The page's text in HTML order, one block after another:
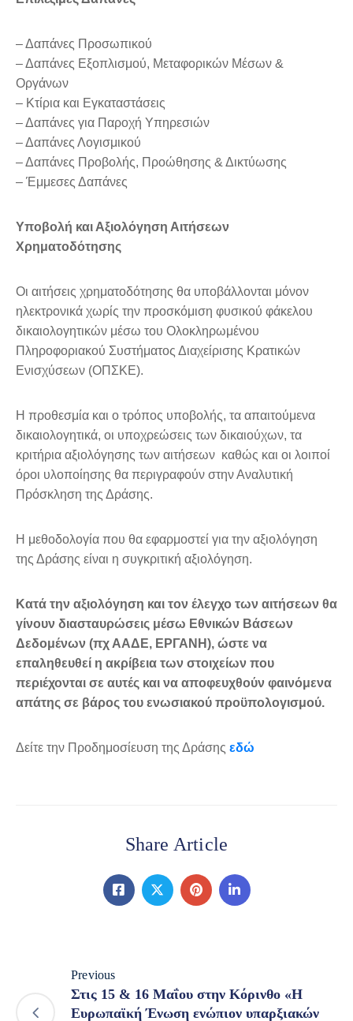
– Δαπάνες Προσωπικού
– Δαπάνες Εξοπλισμού, Μεταφορικών Μέσων &
Οργάνων
– Κτίρια και Εγκαταστάσεις
– Δαπάνες για Παροχή Υπηρεσιών
– Δαπάνες Λογισμικού
– Δαπάνες Προβολής, Προώθησης & Δικτύωσης
– Έμμεσες Δαπάνες
Υποβολή και Αξιολόγηση Αιτήσεων
Χρηματοδότησης
Οι αιτήσεις χρηματοδότησης θα υποβάλλονται μόνον
ηλεκτρονικά χωρίς την προσκόμιση φυσικού φάκελου
δικαιολογητικών μέσω του Ολοκληρωμένου
Πληροφοριακού Συστήματος Διαχείρισης Κρατικών
Ενισχύσεων (ΟΠΣΚΕ).
Η προθεσμία και ο τρόπος υποβολής, τα απαιτούμενα
δικαιολογητικά, οι υποχρεώσεις των δικαιούχων, τα
κριτήρια αξιολόγησης των αιτήσεων καθώς και οι λοιποί
όροι υλοποίησης θα περιγραφούν στην Αναλυτική
Πρόσκληση της Δράσης.
Η μεθοδολογία που θα εφαρμοστεί για την αξιολόγηση
της Δράσης είναι η συγκριτική αξιολόγηση.
Κατά την αξιολόγηση και τον έλεγχο των αιτήσεων θα
γίνουν διασταυρώσεις μέσω Εθνικών Βάσεων
Δεδομένων (πχ ΑΑΔΕ, ΕΡΓΑΝΗ), ώστε να
επαληθευθεί η ακρίβεια των στοιχείων που
περιέχονται σε αυτές και να αποφευχθούν φαινόμενα
απάτης σε βάρος του ενωσιακού προϋπολογισμού.
Δείτε την Προδημοσίευση της Δράσης εδώ
Share Article
Previous
Στις 15 & 16 Μαΐου στην Κόρινθο «Η
Ευρωπαϊκή Ένωση ενώπιον υπαρξιακών